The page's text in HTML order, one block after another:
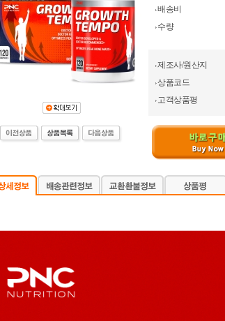
배송비
수량
제조사/원산지
상품코드
고객상품평